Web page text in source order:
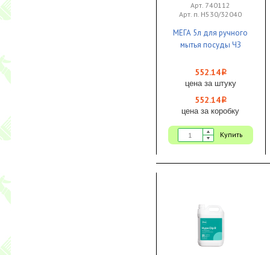
Арт. 740112
Арт. п. Н530/32040
МЕГА 5л для ручного
мытья посуды ЧЗ
552.14i
цена за штуку
552.14i
цена за коробку
Купить